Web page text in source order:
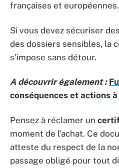
françaises et européennes.
Si vous devez sécuriser
des dossiers sensibles, la
s’impose sans détour.
A découvrir également :
conséquences et actions
Pensez à réclamer un
moment de l’achat. Ce
atteste du respect de la
passage obligé pour tout